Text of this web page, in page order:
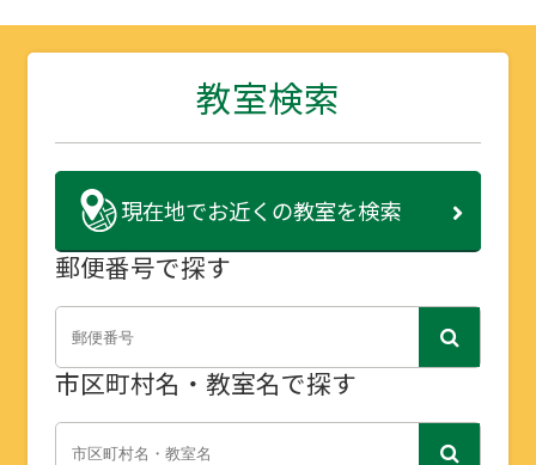
教室検索
現在地でお近くの教室を検索
郵便番号で探す
市区町村名・教室名で探す